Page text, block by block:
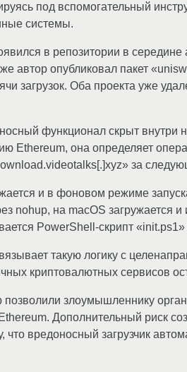
под вспомогательный
системы.
в репозитории в
автор опубликовал пакет
загрузок. Оба проекта уже
функционал скрыт внутри
Ethereum, она определяет
за
и в фоновом режиме
nohup, на macOS
PowerShell-скрипт
такую логику с
криптовалютных сервисов
злоумышленнику
Дополнительный риск
что вредоносный загрузчик